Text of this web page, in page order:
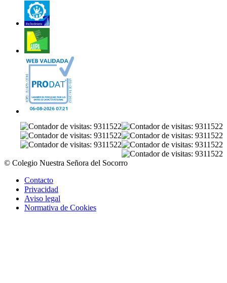
© Colegio Nuestra Señora del Socorro
Contacto
Privacidad
Aviso legal
Normativa de Cookies